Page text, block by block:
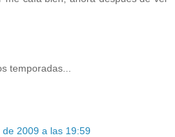
temporadas...
2009 a las 19:59